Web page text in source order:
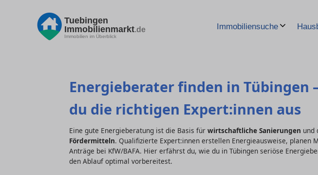
Tuebingen
Immobilienmarkt.de
Immobilien im Überblick
Immobiliensuche
Energieberater finden in Tübingen
du die richtigen Expert:innen aus
Eine gute Energieberatung ist die Basis für wirtschaftliche Sanierungen und
Fördermitteln. Qualifizierte Expert:innen erstellen Energieausweise, planen
Anträge bei KfW/BAFA. Hier erfährst du, wie du in Tübingen seriöse
den Ablauf optimal vorbereitest.